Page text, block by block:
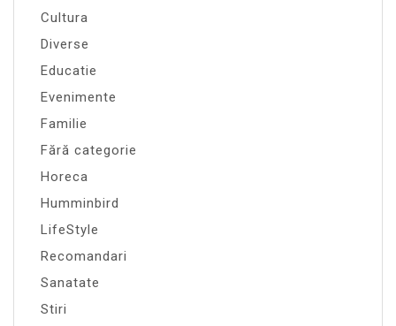
Cultura
Diverse
Educatie
Evenimente
Familie
Fără categorie
Horeca
Humminbird
LifeStyle
Recomandari
Sanatate
Stiri